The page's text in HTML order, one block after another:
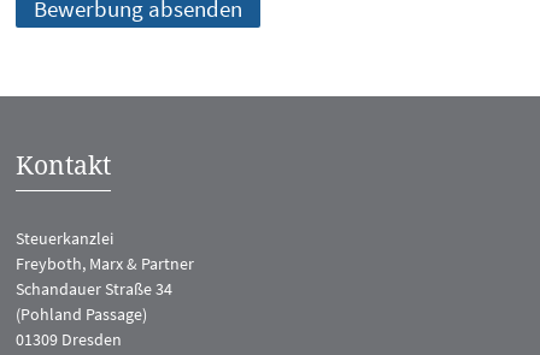
Kontakt
Steuerkanzlei
Freyboth, Marx & Partner
Schandauer Straße 34
(Pohland Passage)
01309 Dresden